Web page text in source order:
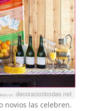
novios las celebren.